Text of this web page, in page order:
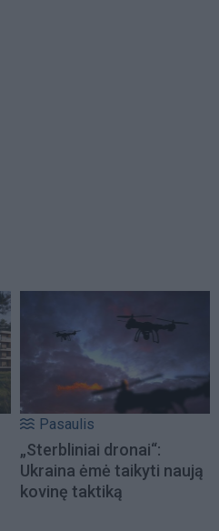
Pasaulis
„Sterbliniai dronai“:
Ukraina ėmė taikyti naują
kovinę taktiką